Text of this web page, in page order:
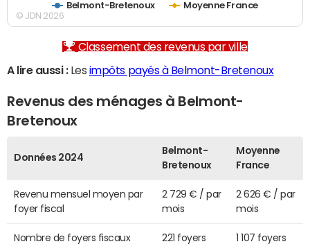
Belmont-Bretenoux Moyenne France
© JDN 2026
Classement des revenus par ville
A lire aussi :Les impôts payés à Belmont-Bretenoux
Revenus des ménages à Belmont-
Bretenoux
Données 2024
Belmont-
Bretenoux
Moyenne
France
Revenu mensuel moyen par
foyer fiscal
2 729 € / par
mois
2 626 € / par
mois
Nombre de foyers fiscaux 221 foyers 1 107 foyers